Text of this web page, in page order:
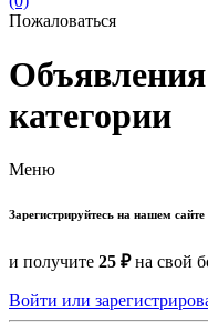
Пожаловаться
категории
Меню
Зарегистрируйтесь на нашем сайте
и получите 25 ₽на свой
Войти или